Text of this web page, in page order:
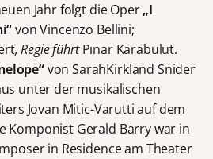
Jahr folgt die Oper„I
von Vincenzo Bellini;
, Regie führtPınar Karabulut.
von SarahKirkland Snider
unter der musikalischen
Jovan Mitic-Varutti auf dem
Komponist Gerald Barry war in
in Residence am Theater